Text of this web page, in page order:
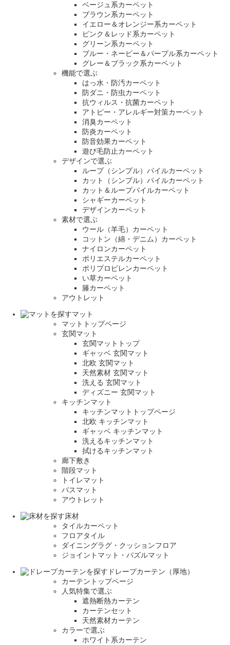
ベージュ系カーペット
ブラウン系カーペット
イエロー＆オレンジー系カーペット
ピンク＆レッド系カーペット
グリーン系カーペット
ブルー・ネービー＆パープル系カーペット
グレー＆ブラック系カーペット
機能で選ぶ
はっ水・防汚カーペット
防ダニ・防虫カーペット
抗ウィルス・抗菌カーペット
アトピー・アレルギー対策カーペット
消臭カーペット
防炎カーペット
防音効果カーペット
遊び毛防止カーペット
デザインで選ぶ
ループ（シンプル）パイルカーペット
カット（シンプル）パイルカーペット
カット＆ループパイルカーペット
シャギーカーペット
デザインカーペット
素材で選ぶ
ウール（羊毛）カーペット
コットン（綿・デニム）カーペット
ナイロンカーペット
ポリエステルカーペット
ポリプロピレンカーペット
い草カーペット
籐カーペット
アウトレット
マット
マットトップページ
玄関マット
玄関マットトップ
ギャッベ 玄関マット
北欧 玄関マット
天然素材 玄関マット
洗える 玄関マット
ディズニー 玄関マット
キッチンマット
キッチンマットトップページ
北欧 キッチンマット
ギャッベ キッチンマット
洗えるキッチンマット
拭けるキッチンマット
廊下敷き
階段マット
トイレマット
バスマット
アウトレット
床材
タイルカーペット
フロアタイル
ダイニングラグ・クッションフロア
ジョイントマット・パズルマット
ドレープカーテン（厚地）
カーテントップページ
人気特集で選ぶ
遮熱断熱カーテン
カーテンセット
天然素材カーテン
カラーで選ぶ
ホワイト系カーテン